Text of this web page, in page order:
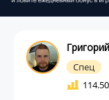
Спец
114.50